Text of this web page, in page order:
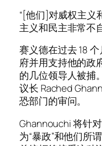
“[他们]对威权主义
主义和民主非常不
赛义德在过去 18
府并用支持他的政
的几位领导人被捕
议长 Rached
恐部门的审问。
Ghannouchi 将针
为“暴政”和他们所